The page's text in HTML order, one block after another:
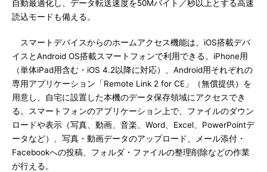
自動最適化し、データ転送速度を50Mバイト／秒以上とする高速
読込モードも備える。
スマートデバイスからのホームアクセス機能は、iOS搭載デバ
イスとAndroid OS搭載スマートフォンで利用できる。iPhone用
（単体iPad用含む・iOS 4.2以降に対応）、Android用それぞれの
専用アプリケーション「Remote Link 2 for CE」（無償提供）を
用意し、自宅に設置した本機のデータ保存領域にアクセスでき
る。スマートフォンのアプリケーション上で、ファイルのダウン
ロードや表示（写真、動画、音楽、Word、Excel、PowerPointデ
ータなど）、写真・動画データのアップロード、メール添付・
Facebookへの投稿、フォルダ・ファイルの整理削除などの作業
が行える。